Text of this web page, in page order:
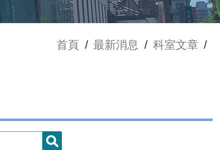
首頁 / 最新消息 / 科室文章 /